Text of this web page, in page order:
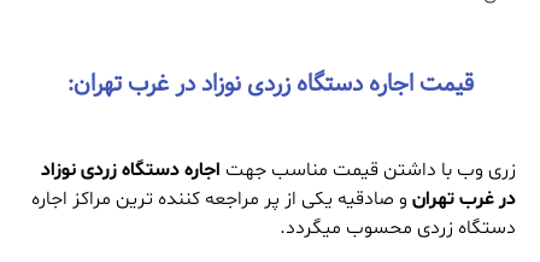
قیمت اجاره دستگاه زردی نوزاد در غرب تهران:
زری وب با داشتن قیمت مناسب جهت اجاره دستگاه زردی نوزاد
در غرب تهران و صادقیه یکی از پر مراجعه کننده ترین مراکز اجاره
دستگاه زردی محسوب میگردد.